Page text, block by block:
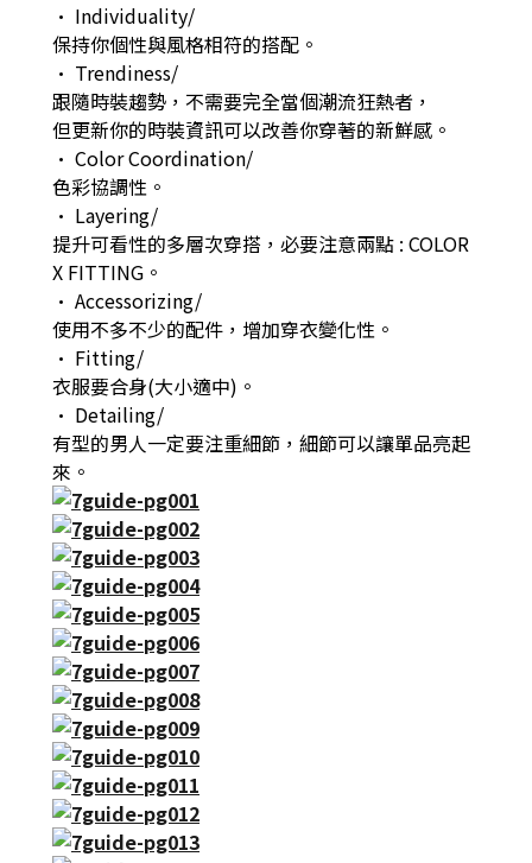
• Individuality/
保持你個性與風格相符的搭配。
• Trendiness/
跟隨時裝趨勢，不需要完全當個潮流狂熱者，
但更新你的時裝資訊可以改善你穿著的新鮮感。
• Color Coordination/
色彩協調性。
• Layering/
提升可看性的多層次穿搭，必要注意兩點 : COLOR
X FITTING 。
• Accessorizing/
使用不多不少的配件，增加穿衣變化性。
• Fitting/
衣服要合身(大小適中) 。
• Detailing/
有型的男人一定要注重細節，細節可以讓單品亮起
來。